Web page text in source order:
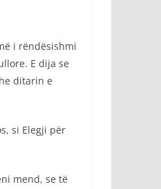
i rëndësishmi
E dija se
ditarin e
si Elegji për
mend, se të